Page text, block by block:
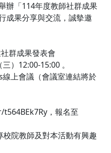
辦「114年度教師社群成果
成果分享與交流，誠摰邀
群成果發表會
）12:00-15:00 。
上會議（會議室連結將於
，報名至
院教師及對本活動有興趣